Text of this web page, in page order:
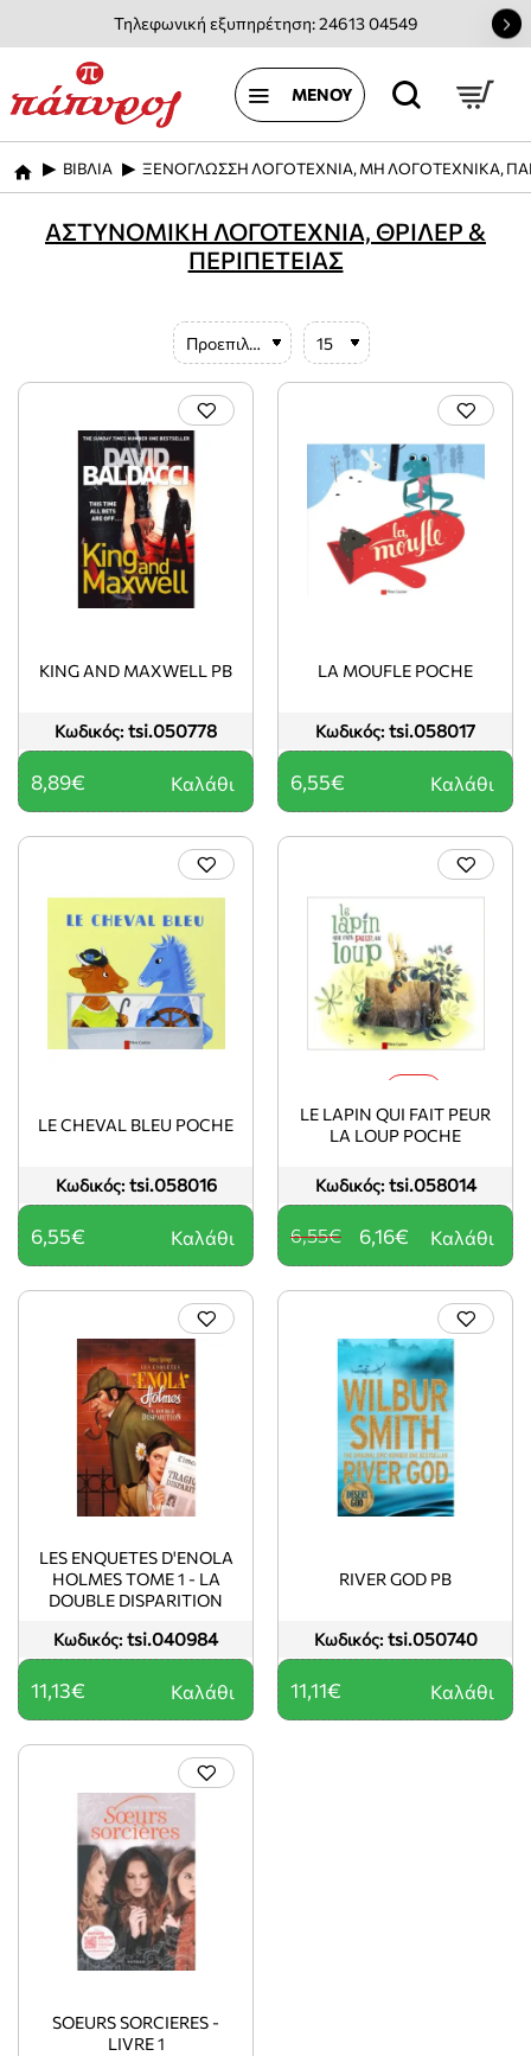
Τηλεφωνική εξυπηρέτηση: 24613 04549
home
ΒΙΒΛΙΑ ΞΕΝΟΓΛΩΣΣΗ ΛΟΓΟΤΕΧΝΙΑ, ΜΗ ΛΟΓΟΤΕΧΝΙΚΑ,
ΑΣΤΥΝΟΜΙΚΗ ΛΟΓΟΤΕΧΝΙΑ, ΘΡΙΛΕΡ &
ΠΕΡΙΠΕΤΕΙΑΣ
Κωδικός: tsi.050778
KING AND MAXWELL PB
8,89€ Καλάθι
Κωδικός: tsi.058017
LA MOUFLE POCHE
6,55€ Καλάθι
Κωδικός: tsi.058016
LE CHEVAL BLEU POCHE
6,55€ Καλάθι
Κωδικός: tsi.058014
LE LAPIN QUI FAIT PEUR
LA LOUP POCHE
6,16€
6,55€ Καλάθι
Κωδικός: tsi.040984
LES ENQUETES D'ENOLA
HOLMES TOME 1 - LA
DOUBLE DISPARITION
11,13€ Καλάθι
Κωδικός: tsi.050740
RIVER GOD PB
11,11€ Καλάθι
SOEURS SORCIERES -
LIVRE 1